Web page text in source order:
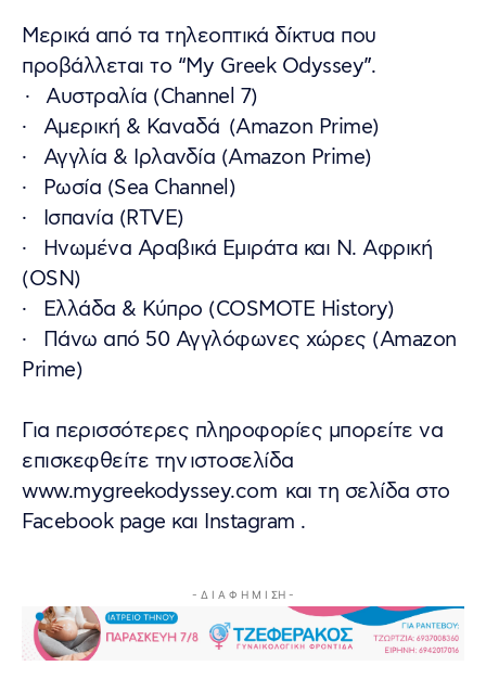
Μερικά από τα τηλεοπτικά δίκτυα που
προβάλλεται το “My Greek Odyssey”.
· Αυστραλία (Channel 7)
· Αμερική & Καναδά (Amazon Prime)
· Αγγλία & Ιρλανδία (Amazon Prime)
· Ρωσία (Sea Channel)
· Ισπανία (RTVE)
· Ηνωμένα Αραβικά Εμιράτα και Ν. Αφρική
(OSN)
· Ελλάδα & Κύπρο (COSMOTE History)
· Πάνω από 50 Αγγλόφωνες χώρες (Amazon
Prime)
Για περισσότερες πληροφορίες μπορείτε να
επισκεφθείτε την ιστοσελίδα
www.mygreekodyssey.com και τη σελίδα στο
Facebook page και Instagram .
- Δ Ι Α Φ Η Μ Ι ΣΗ -